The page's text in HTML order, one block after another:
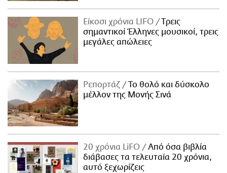
Είκοσι χρόνια LIFO
Tρεις
σημαντικοί Έλληνες μουσικοί, τρεις
μεγάλες απώλειες
Ρεπορτάζ
Το θολό και δύσκολο
μέλλον της Μονής Σινά
20 χρόνια LiFO
Από όσα βιβλία
διάβασες τα τελευταία 20 χρόνια,
αυτό ξεχωρίζεις